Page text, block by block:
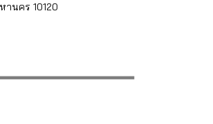
านคร 10120